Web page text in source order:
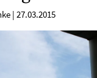
| 27.03.2015